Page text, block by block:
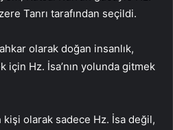
Tanrı tarafından seçildi.
olarak doğan insanlık,
Hz. İsa’nın yolunda gitmek
olarak sadece Hz. İsa değil,